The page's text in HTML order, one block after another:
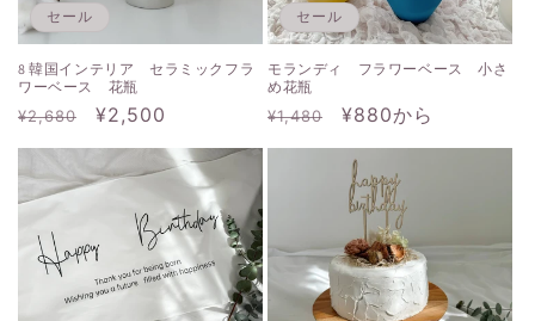
セール
8 韓国インテリア セラミックフラ
ワーベース 花瓶
通
価
格
¥2,680
セ
ル
¥2,500
セール
モランディ フラワーベース 小さ
め花瓶
通
¥1,480
セ
ル
価
格
¥880から